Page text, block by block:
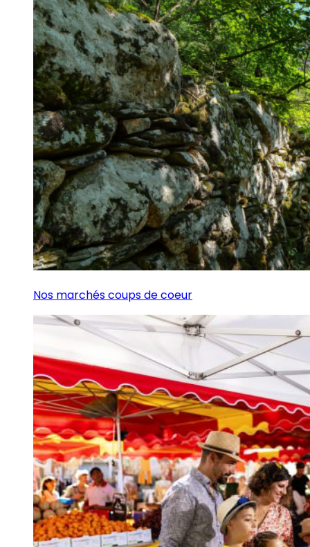
Nos marchés coups de coeur